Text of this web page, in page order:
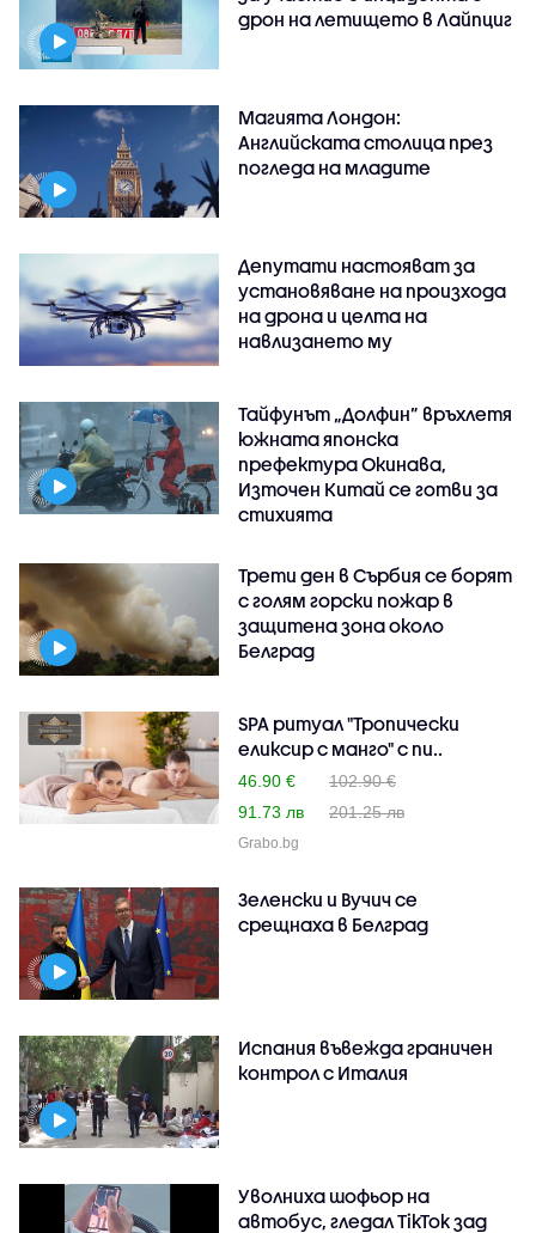
дрон на летището в Лайпциг
Магията Лондон:
Английската столица през
погледа на младите
Депутати настояват за
установяване на произхода
на дрона и целта на
навлизането му
Тайфунът „Долфин” връхлетя
южната японска
префектура Окинава,
Източен Китай се готви за
стихията
Трети ден в Сърбия се борят
с голям горски пожар в
защитена зона около
Белград
SPA ритуал "Тропически
еликсир с манго" с пи..
46.90 €
102.90 €
91.73 лв
201.25 лв
Grabo.bg
Зеленски и Вучич се
срещнаха в Белград
Испания въвежда граничен
контрол с Италия
Уволниха шофьор на
автобус, гледал TikTok зад